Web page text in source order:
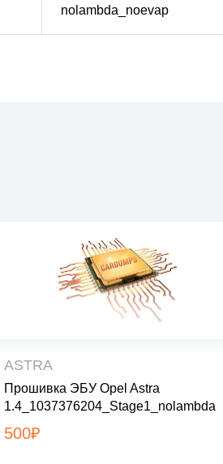
nolambda_noevap
ASTRA
Прошивка ЭБУ Opel Astra
1.4_1037376204_Stage1_nolambda
500₽
все файлы проверены на вирусы
все файлы в архивах zip или rar
загрузка с 9:00-22:00 по Москве